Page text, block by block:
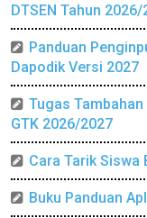
DTSEN Tahun 2026/
Panduan
Dapodik Versi 2027
Tugas
GTK 2026/2027
Cara Tarik Siswa
Buku Panduan